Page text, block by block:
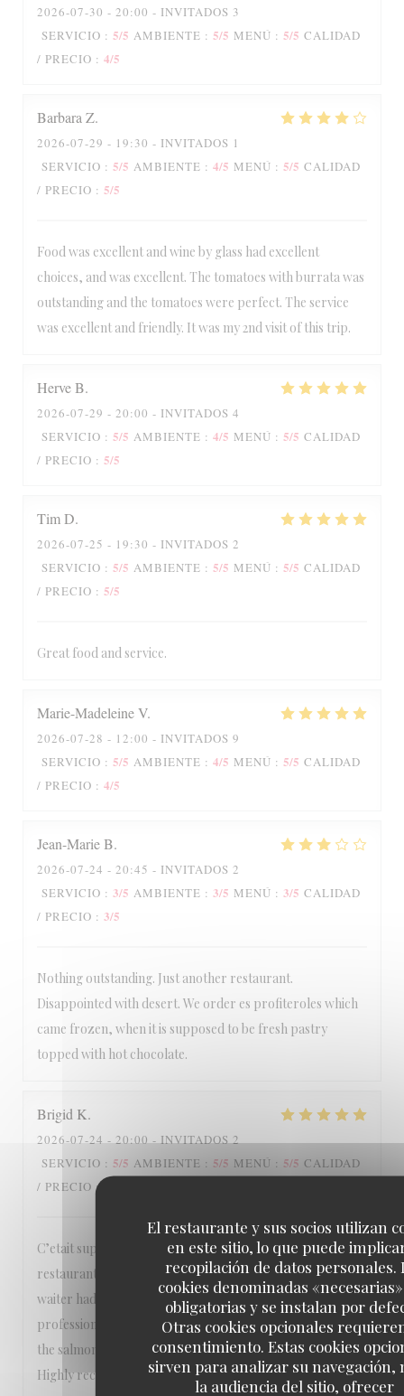
El restaurante y sus socios utilizan
en este sitio, lo que puede
recopilación de datos personales.
cookies denominadas
obligatorias y se instalan por
Otras cookies opcionales
consentimiento. Estas cookies
sirven para analizar su navegación,
la audiencia del sitio, ofrecer
2026-07-30 - 20:00 - INVITADOS 3
SERVICIO : 5/5 AMBIENTE : 5/5 MENÚ : 5/5 CALIDAD
/ PRECIO : 4/5
Barbara Z
2026-07-29 - 19:30 - INVITADOS 1
SERVICIO : 5/5 AMBIENTE : 4/5 MENÚ : 5/5 CALIDAD
/ PRECIO : 5/5
Food was excellent and wine by glass had excellent
choices, and was excellent. The tomatoes with burrata was
outstanding and the tomatoes were perfect. The service
was excellent and friendly. It was my 2nd visit of this trip.
HerveB
2026-07-29 - 20:00 - INVITADOS 4
SERVICIO : 5/5 AMBIENTE : 4/5 MENÚ : 5/5 CALIDAD
/ PRECIO : 5/5
TimD
2026-07-25 - 19:30 - INVITADOS 2
SERVICIO : 5/5 AMBIENTE : 5/5 MENÚ : 5/5 CALIDAD
/ PRECIO : 5/5
Great food and service.
Marie-MadeleineV
2026-07-28 - 12:00 - INVITADOS 9
SERVICIO : 5/5 AMBIENTE : 4/5 MENÚ : 5/5 CALIDAD
/ PRECIO : 4/5
Jean-MarieB
2026-07-24 - 20:45 - INVITADOS 2
SERVICIO : 3/5 AMBIENTE : 3/5 MENÚ : 3/5 CALIDAD
/ PRECIO : 3/5
Nothing outstanding. Just another restaurant.
Disappointed with desert. We order es profiteroles which
came frozen, when it is supposed to be fresh pastry
topped with hot chocolate.
Brigid K
2026-07-24 - 20:00 - INVITADOS 2
SERVICIO : 5/5 AMBIENTE : 5/5 MENÚ : 5/5 CALIDAD
/ PRECIO :
C’etait super! We had a wonderful dinner at this cozy
restaurant in the 6e. The service was outstanding! Our
waiter had excellent suggestions and was very efficient,
professional, and kind. The food was terrific! We enjoyed
the salmon, haricots vertes, frites, and profiteroles.
Highly recommend!